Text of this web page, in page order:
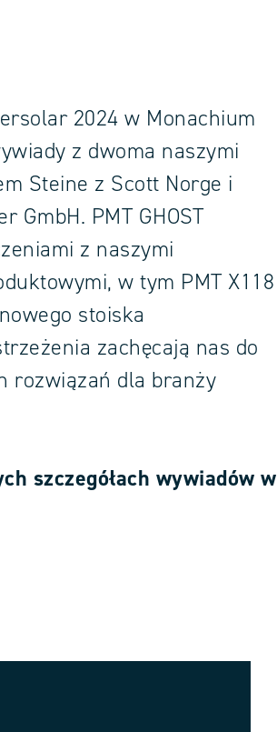
2024 w Monachium
z dwoma naszymi
Steine z Scott Norge i
GmbH. PMT GHOST
z naszymi
w tym PMT X118
stoiska
zachęcają nas do
rozwiązań dla branży
szczegółach wywiadów w